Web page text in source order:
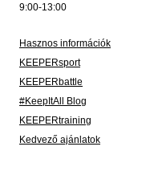
9:00-13:00
Hasznos információk
KEEPERsport
KEEPERbattle
#KeepItAll Blog
KEEPERtraining
Kedvező ajánlatok